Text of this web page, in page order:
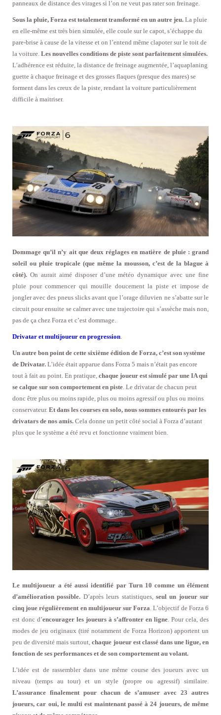
panneaux de distance des virages si l’on ne veut pas rater son freinage.
Sous la pluie, Forza est totalement transformé en un autre jeu. La pluie
en elle-même est très bien simulée, elle coule sur le capot, s’échappe du
pare-brise à cause de la vitesse et on l’entend même clapoter sur le toit de
la voiture. Les nouvelles conditions de piste sont parfaitement simulées.
L’adhérence est réduite, la distance de freinage augmentée, l’aquaplaning
guette à chaque freinage et des grosses flaques (presque des mares) se
forment dans les creux de la piste, rendant la voiture particulièrement
difficile à maitriser.
Dommage qu’il n’y ait que deux réglages en matière de pluie : grand
soleil ou pluie tropicale (que même la mousson, c’est de la blague à
côté). On aurait aimé disposer d’une météo dynamique avec une fine
pluie pour commencer qui mouille doucement la piste et impose de
jongler avec des pneus slicks avant que l’orage diluvien ne s’abatte sur le
circuit pour ensuite se calmer avec une trajectoire qui s’assèche mais non,
pas de ça chez Forza et c’est dommage.
Drivatar et multijoueur en progression.
Un autre bon point de cette sixième édition de Forza, c’est son système
de Drivatar. L’idée était apparue dans Forza 5 mais n’était pas encore
tout à fait au point. En pratique, chaque joueur est simulé par une IA qui
se calque sur son comportement en piste. Le drivatar de chacun peut
donc être plus ou moins rapide, plus ou moins agressif ou plus ou moins
conservateur. Et dans les courses en solo, nous sommes entourés par les
drivatars de nos amis. Cela donne un petit côté social à Forza d’autant
plus que le système a été revu et fonctionne vraiment bien.
Le multijoueur a été aussi identifié par Turn 10 comme un élément
d’amélioration possible. D’après leurs statistiques, seul un joueur sur
cinq joue régulièrement en multijoueur sur Forza. L’objectif de Forza 6
est donc d’encourager les joueurs à s’affronter en ligne. Pour cela, des
modes de jeu originaux (tiré notamment de Forza Horizon) apportent un
peu de diversité mais surtout,chaque joueur est classé dans une ligue, en
fonction de ses performances et de son comportement au volant.
L’idée est de rassembler dans une même course des joueurs avec un
niveau (temps au tour) et un style (propre ou agressif) similaire.
L’assurance finalement pour chacun de s’amuser avec 23 autres
joueurs, car oui, le multi est maintenant passé à 24 joueurs, de même